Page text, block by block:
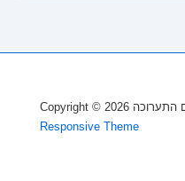
Copyright © 2026
Responsive Theme